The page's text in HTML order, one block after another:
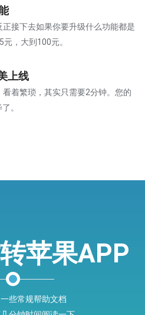
正接下去如果你要升级什么功能都是
，大到100元。
上线
看着繁琐，其实只需要2分钟。您的
。
苹果APP
些常规帮助文档